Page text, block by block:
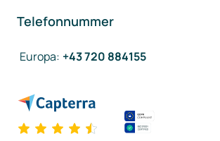
Telefonnummer
Europa: +43 720 884155